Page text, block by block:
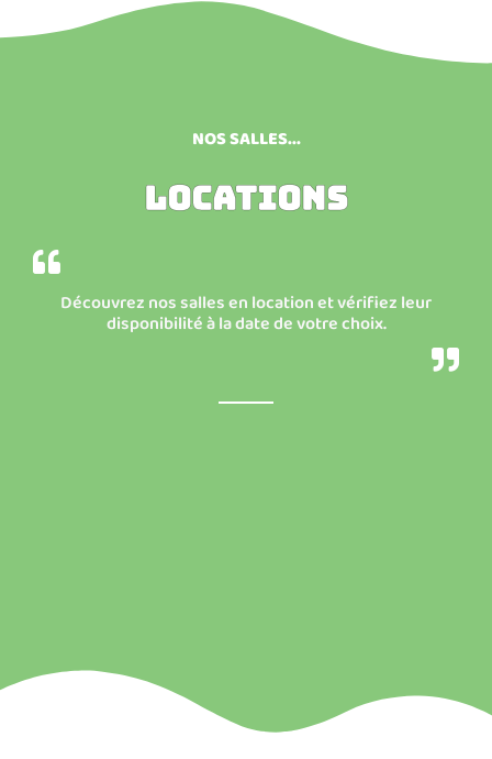
NOS SALLES...
LOCATIONS
Découvrez nos salles en location et vérifiez leur
disponibilité à la date de votre choix.